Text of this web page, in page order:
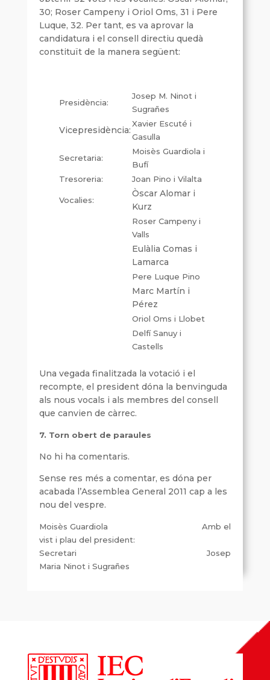
30; Roser Campeny i Oriol Oms, 31 i Pere
Luque, 32. Per tant, es va aprovar la
candidatura i el consell directiu quedà
constituït de la manera següent:
Presidència:
Josep M. Ninot i
Sugrañes
Vicepresidència:
Xavier Escuté i
Gasulla
Secretaria:
Moisès Guardiola i
Bufí
Tresoreria:
Joan Pino i Vilalta
Vocalies:
Òscar Alomar i
Kurz
Roser Campeny i
Valls
Eulàlia Comas i
Lamarca
Pere Luque Pino
Marc Martín i
Pérez
Oriol Oms i Llobet
Delfí Sanuy i
Castells
Una vegada finalitzada la votació i el
recompte, el president dóna la benvinguda
als nous vocals i als membres del consell
que canvien de càrrec.
7. Torn obert de paraules
No hi ha comentaris.
Sense res més a comentar, es dóna per
acabada l’Assemblea General 2011 cap a les
nou del vespre.
Moisès Guardiola Amb el
vist i plau del president:
Secretari Josep
Maria Ninot i Sugrañes